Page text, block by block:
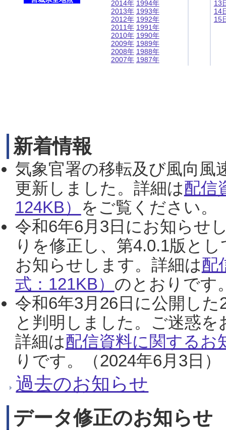
2014年
2013年
2012年
2011年
2010年
2009年
2008年
2007年
1994年
1993年
1992年
1991年
1990年
1989年
1988年
1987年
13
14
15
新着情報
気象官署の移転及び風向風
更新しました。詳細は配信
124KB） をご覧ください。
令和6年6月3日にお知らせ
りを修正し、第4.0.1版と
お知らせします。詳細は配
式：121KB） のとおりです
令和6年3月26日に公開し
と判明しました。ご迷惑
詳細は配信資料に関するお
りです。（2024年6月3日）
過去のお知らせ
データ修正のお知らせ